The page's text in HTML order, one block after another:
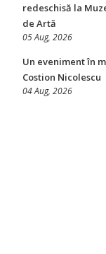
redeschisă la
de Artă
05 Aug, 2026
Un eveniment în
Costion Nicolescu
04 Aug, 2026